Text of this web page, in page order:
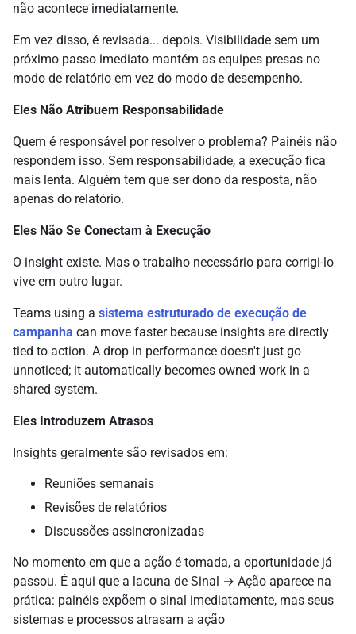
não acontece imediatamente.
Em vez disso, é revisada... depois. Visibilidade sem um
próximo passo imediato mantém as equipes presas no
modo de relatório em vez do modo de desempenho.
Eles Não Atribuem Responsabilidade
Quem é responsável por resolver o problema? Painéis não
respondem isso. Sem responsabilidade, a execução fica
mais lenta. Alguém tem que ser dono da resposta, não
apenas do relatório.
Eles Não Se Conectam à Execução
O insight existe. Mas o trabalho necessário para corrigi-lo
vive em outro lugar.
Teams using a sistema estruturado de execução de
campanha can move faster because insights are directly
tied to action. A drop in performance doesn't just go
unnoticed; it automatically becomes owned work in a
shared system.
Eles Introduzem Atrasos
Insights geralmente são revisados em:
Reuniões semanais
Revisões de relatórios
Discussões assincronizadas
No momento em que a ação é tomada, a oportunidade já
passou. É aqui que a lacuna de Sinal → Ação aparece na
prática: painéis expõem o sinal imediatamente, mas seus
sistemas e processos atrasam a ação